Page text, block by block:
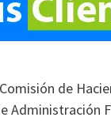
de
Administración